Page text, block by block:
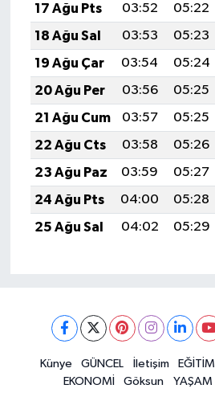
17 Ağu Pts
03:52 05:22
18 Ağu Sal
03:53 05:23
19 Ağu Çar
03:54 05:24
20 Ağu Per
03:56 05:25
21 Ağu Cum
03:57 05:25
22 Ağu Cts
03:58 05:26
23 Ağu Paz
03:59 05:27
24 Ağu Pts
04:00 05:28
25 Ağu Sal
04:02 05:29
Künye GÜNCEL İletişim EĞİTİM
EKONOMİ
Göksun YAŞAM
ÇEVRE
BİLİM VE TEKNOLOJİ
YARIŞMALAR
TANITIM
HABERDE İNSAN